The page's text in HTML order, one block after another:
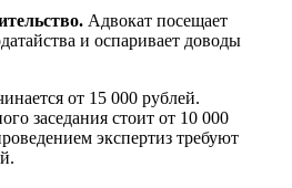
Адвокат посещает
и оспаривает доводы
от 15 000 рублей.
заседания стоит от 10 000
экспертиз требуют